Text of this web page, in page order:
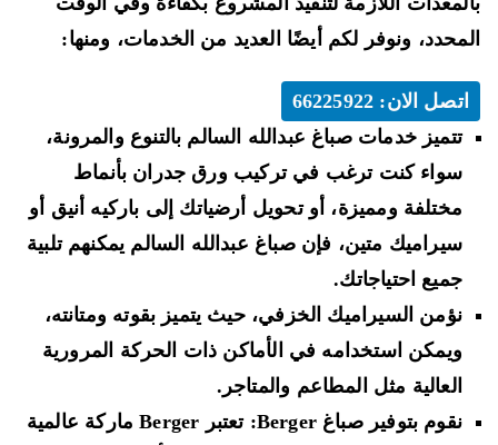
ونوفر لكم أيضًا العديد من الخدمات، ومنها:
اتصل الان: 66225922
تتميز خدمات صباغ عبدالله السالم بالتنوع والمرونة،
سواء كنت ترغب في تركيب ورق جدران بأنماط
مختلفة ومميزة، أو تحويل أرضياتك إلى باركيه أنيق أو
سيراميك متين، فإن صباغ عبدالله السالم يمكنهم تلبية
جميع احتياجاتك.
نؤمن السيراميك الخزفي، حيث يتميز بقوته ومتانته،
ويمكن استخدامه في الأماكن ذات الحركة المرورية
العالية مثل المطاعم والمتاجر.
نقوم بتوفير صباغ Berger: تعتبر Berger ماركة عالمية